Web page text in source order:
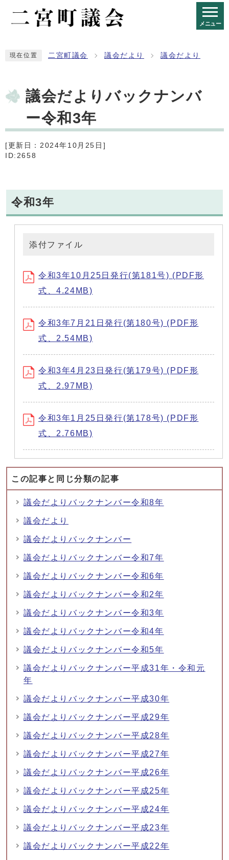
メニュー
現在位置 二宮町議会 議会だより 議会だより
議会だよりバックナンバ
ー令和3年
[更新日：2024年10月25日]
ID:2658
令和3年
添付ファイル
令和3年10月25日発行(第181号) (PDF形
式、4.24MB)
令和3年7月21日発行(第180号) (PDF形
式、2.54MB)
令和3年4月23日発行(第179号) (PDF形
式、2.97MB)
令和3年1月25日発行(第178号) (PDF形
式、2.76MB)
この記事と同じ分類の記事
議会だよりバックナンバー令和8年
議会だより
議会だよりバックナンバー
議会だよりバックナンバー令和7年
議会だよりバックナンバー令和6年
議会だよりバックナンバー令和2年
議会だよりバックナンバー令和3年
議会だよりバックナンバー令和4年
議会だよりバックナンバー令和5年
議会だよりバックナンバー平成31年・令和元
年
議会だよりバックナンバー平成30年
議会だよりバックナンバー平成29年
議会だよりバックナンバー平成28年
議会だよりバックナンバー平成27年
議会だよりバックナンバー平成26年
議会だよりバックナンバー平成25年
議会だよりバックナンバー平成24年
議会だよりバックナンバー平成23年
議会だよりバックナンバー平成22年